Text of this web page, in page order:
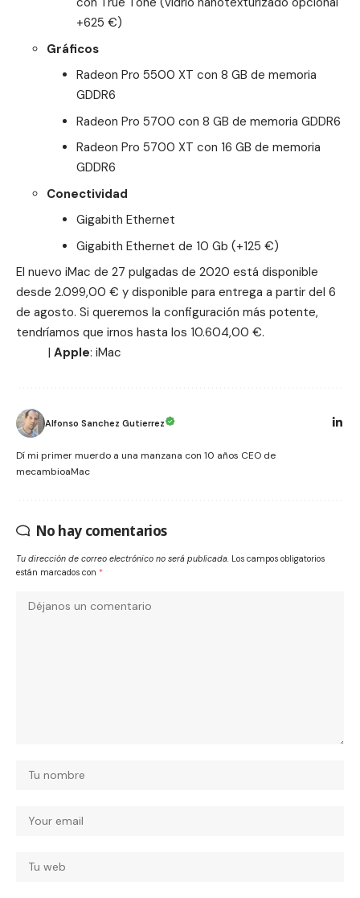
+625 €)
Gráficos
Radeon Pro 5500 XT con 8 GB de memoria
GDDR6
Radeon Pro 5700 con 8 GB de memoria GDDR6
Radeon Pro 5700 XT con 16 GB de memoria
GDDR6
Conectividad
Gigabith Ethernet
Gigabith Ethernet de 10 Gb (+125 €)
El nuevo iMac de 27 pulgadas de 2020 está disponible
desde 2.099,00 € y disponible para entrega a partir del 6
de agosto. Si queremos la configuración más potente,
tendríamos que irnos hasta los 10.604,00 €.
| Apple: iMac
Alfonso Sanchez Gutierrez
Dí mi primer muerdo a una manzana con 10 años CEO de
mecambioaMac
No hay comentarios
Tu dirección de correo electrónico no será publicada. Los campos obligatorios
están marcados con *